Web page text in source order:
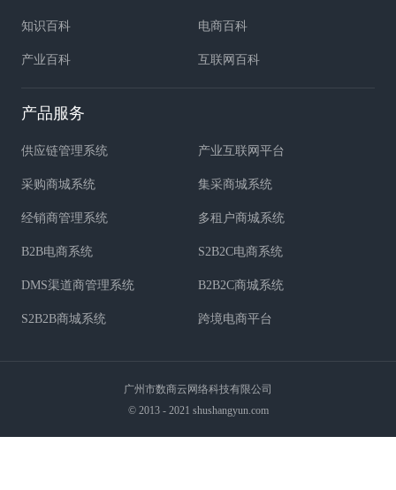
知识百科 电商百科
产业百科 互联网百科
产品服务
供应链管理系统 产业互联网平台
采购商城系统 集采商城系统
经销商管理系统 多租户商城系统
B2B电商系统 S2B2C电商系统
DMS渠道商管理系统 B2B2C商城系统
S2B2B商城系统 跨境电商平台
广州市数商云网络科技有限公司
© 2013 - 2021 shushangyun.com